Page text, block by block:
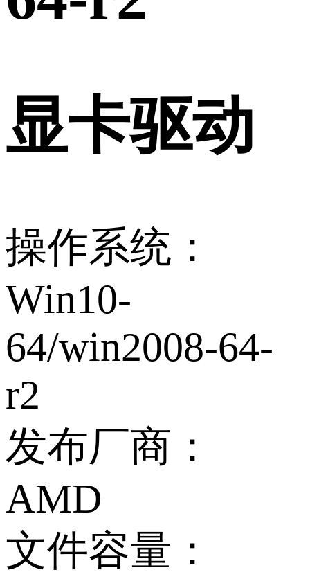
显卡驱动
操作系统：
Win10-
64/win2008-64-
r2
发布厂商：
AMD
文件容量：